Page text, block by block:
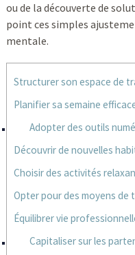
ou de la découverte de
point ces simples
mentale.
Structurer son espace de
Planifier sa semaine
Adopter des outils
Découvrir de nouvelles
Choisir des activités
Opter pour des moyens
Équilibrer vie
Capitaliser sur les